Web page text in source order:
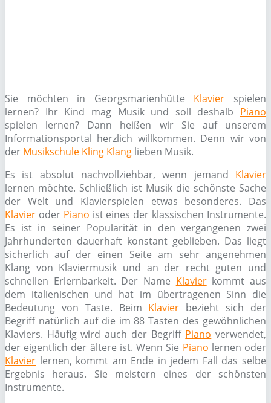
Sie möchten in Georgsmarienhütte Klavier spielen
lernen? Ihr Kind mag Musik und soll deshalb Piano
spielen lernen? Dann heißen wir Sie auf unserem
Informationsportal herzlich willkommen. Denn wir von
der Musikschule Kling Klang lieben Musik.
Es ist absolut nachvollziehbar, wenn jemand Klavier
lernen möchte. Schließlich ist Musik die schönste Sache
der Welt und Klavierspielen etwas besonderes. Das
Klavier oder Piano ist eines der klassischen Instrumente.
Es ist in seiner Popularität in den vergangenen zwei
Jahrhunderten dauerhaft konstant geblieben. Das liegt
sicherlich auf der einen Seite am sehr angenehmen
Klang von Klaviermusik und an der recht guten und
schnellen Erlernbarkeit. Der Name Klavierkommt aus
dem italienischen und hat im übertragenen Sinn die
Bedeutung von Taste. Beim Klavier bezieht sich der
Begriff natürlich auf die im 88 Tasten des gewöhnlichen
Klaviers. Häufig wird auch der Begriff Piano verwendet,
der eigentlich der ältere ist. Wenn Sie Piano lernen oder
Klavier lernen, kommt am Ende in jedem Fall das selbe
Ergebnis heraus. Sie meistern eines der schönsten
Instrumente.